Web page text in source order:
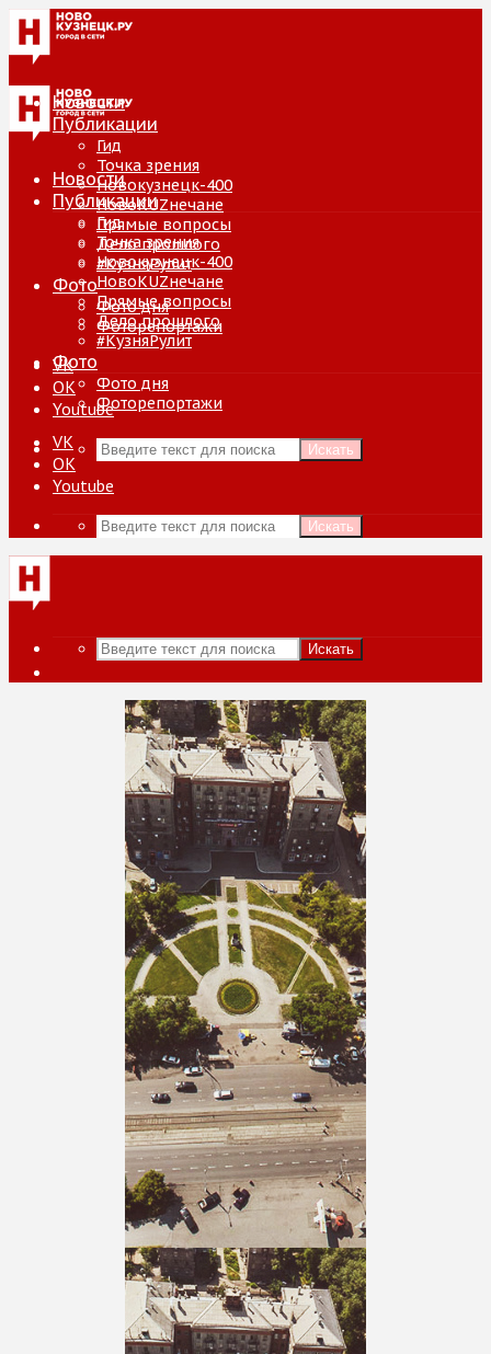
Новости
Публикации
Гид
Точка зрения
Новокузнецк-400
НовоKUZнечане
Прямые вопросы
Дело прошлого
#КузняРулит
Фото
Фото дня
Фоторепортажи
VK
ОК
Youtube
Искать
Новости
Публикации
Гид
Точка зрения
Новокузнецк-400
НовоKUZнечане
Прямые вопросы
Дело прошлого
#КузняРулит
Фото
Фото дня
Фоторепортажи
VK
ОК
Youtube
Искать
Искать